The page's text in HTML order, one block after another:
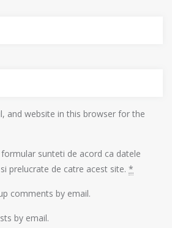
and website in this browser for the
sunteti de acord ca datele
prelucrate de catre acest site. *
comments by email.
by email.